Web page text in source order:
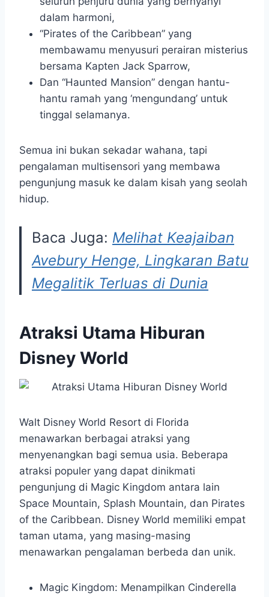
dalam harmoni,
“Pirates of the Caribbean” yang
membawamu menyusuri perairan misterius
bersama Kapten Jack Sparrow,
Dan “Haunted Mansion” dengan hantu-
hantu ramah yang ‘mengundang’ untuk
tinggal selamanya.
Semua ini bukan sekadar wahana, tapi
pengalaman multisensori yang membawa
pengunjung masuk ke dalam kisah yang seolah
hidup.
Baca Juga: Melihat Keajaiban
Avebury Henge, Lingkaran Batu
Megalitik Terluas di Dunia
Atraksi Utama Hiburan
Disney World
Walt Disney World Resort di Florida
menawarkan berbagai atraksi yang
menyenangkan bagi semua usia. Beberapa
atraksi populer yang dapat dinikmati
pengunjung di Magic Kingdom antara lain
Space Mountain, Splash Mountain, dan Pirates
of the Caribbean. Disney World memiliki empat
taman utama, yang masing-masing
menawarkan pengalaman berbeda dan unik.
Magic Kingdom: Menampilkan Cinderella